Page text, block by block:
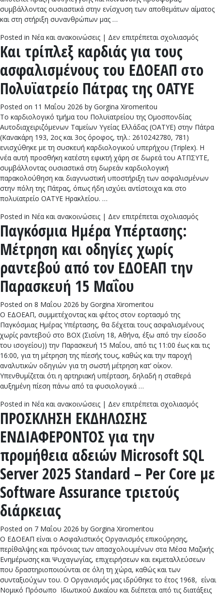
συμβάλλοντας ουσιαστικά στην ενίσχυση των αποθεμάτων αίματος
και στη στήριξη συνανθρώπων μας …
Posted in Νέα και ανακοινώσεις | Δεν επιτρέπεται σχολιασμόςστο
Και τρίπλεξ καρδιάς για τους
ασφαλισμένους του ΕΔΟΕΑΠ στο
Πολυϊατρείο Πάτρας της ΟΑΤΥΕ
Posted on 11 Μαΐου 2026 by Gorgina Xiromeritou
Το καρδιολογικό τμήμα του Πολυϊατρείου της Ομοσπονδίας
Αυτοδιαχειριζόμενων Ταμείων Υγείας Ελλάδας (ΟΑΤΥΕ) στην Πάτρα
(Κανακάρη 193, 2ος και 3ος όροφος, τηλ.: 2610242780, 781)
ενισχύθηκε με τη συσκευή καρδιολογικού υπερήχου (Triplex). Η
νέα αυτή προσθήκη κατέστη εφικτή χάρη σε δωρεά του ΑΤΠΣΥΤΕ,
συμβάλλοντας ουσιαστικά στη δωρεάν καρδιολογική
παρακολούθηση και διαγνωστική υποστήριξη των ασφαλισμένων
στην πόλη της Πάτρας, όπως ήδη ισχύει αντίστοιχα και στο
πολυϊατρείο ΟΑΤΥΕ Ηρακλείου. …
Posted in Νέα και ανακοινώσεις | Δεν επιτρέπεται σχολιασμόςστο
της
Παγκόσμια Ημέρα Υπέρτασης:
Μέτρηση και οδηγίες χωρίς
ραντεβού από τον ΕΔΟΕΑΠ την
Παρασκευή 15 Μαΐου
Posted on 8 Μαΐου 2026 by Gorgina Xiromeritou
Ο ΕΔΟΕΑΠ, συμμετέχοντας και φέτος στον εορτασμό της
Παγκόσμιας Ημέρας Υπέρτασης, θα δέχεται τους ασφαλισμένους
χωρίς ραντεβού στο ΒΟΧ (Σισίνη 18, Αθήνα, έξω από την είσοδο
του ισογείου)) την Παρασκευή 15 Μαΐου, από τις 11:00 έως και τις
16:00, για τη μέτρηση της πίεσής τους, καθώς και την παροχή
αναλυτικών οδηγιών για τη σωστή μέτρηση κατ’ οίκον.
Υπενθυμίζεται ότι η αρτηριακή υπέρταση, δηλαδή η σταθερά
αυξημένη πίεση πάνω από τα φυσιολογικά …
Posted in Νέα και ανακοινώσεις | Δεν επιτρέπεται σχολιασμόςστο
χωρίς
15
ΠΡΟΣΚΛΗΣΗ ΕΚΔΗΛΩΣΗΣ
ΕΝΔΙΑΦΕΡΟΝΤΟΣ για την
προμήθεια αδειών Microsoft SQL
Server 2025 Standard – Per Core με
Software Assurance τριετούς
διάρκειας
Posted on 7 Μαΐου 2026 by Gorgina Xiromeritou
Ο ΕΔΟΕΑΠ είναι ο Ασφαλιστικός Οργανισμός επικούρησης,
περίθαλψης και πρόνοιας των απασχολουμένων στα Μέσα Μαζικής
Ενημέρωσης και Ψυχαγωγίας, επιχειρήσεων και εκμεταλλεύσεων
που δραστηριοποιούνται σε όλη τη χώρα, καθώς και των
συνταξιούχων του. Ο Οργανισμός μας ιδρύθηκε το έτος 1968, είναι
Νομικό Πρόσωπο Ιδιωτικού Δικαίου και διέπεται από τις διατάξεις